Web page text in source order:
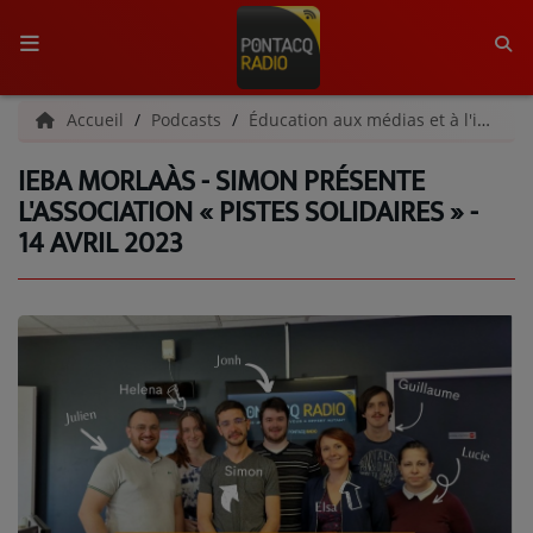
ACCUEIL
RADIO
QUI SOMMES-NOUS ?
L'ÉQUIPE
GRILLE DES PROGRAMMES
C'ÉTAIT QUOI CE TITRE ?
MÉDIAS
PODCASTS - SAISON 2026/2027
Accueil Podcasts Éducation aux médias et à l'information
IEBA MORLAÀS - SIMON PRÉSENTE
L'ASSOCIATION « PISTES SOLIDAIRES » -
14 AVRIL 2023